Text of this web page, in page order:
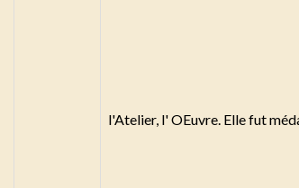
l'Atelier, l' OEuvre. Elle fut